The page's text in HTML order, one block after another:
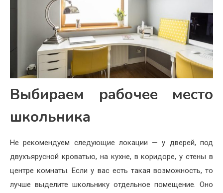
Выбираем рабочее место
школьника
Не рекомендуем следующие локации — у дверей, под
двухъярусной кроватью, на кухне, в коридоре, у стены в
центре комнаты.Если у вас есть такая возможность, то
лучше выделите школьнику отдельное помещение. Оно